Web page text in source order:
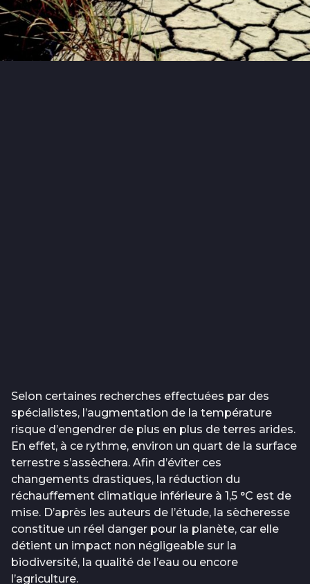
Selon certaines recherches effectuées par des
spécialistes, l’augmentation de la température
risque d’engendrer de plus en plus de terres arides.
En effet, à ce rythme, environ un quart de la surface
terrestre s’assèchera. Afin d’éviter ces
changements drastiques, la réduction du
réchauffement climatique inférieure à 1,5 °C est de
mise. D’après les auteurs de l’étude, la sècheresse
constitue un réel danger pour la planète, car elle
détient un impact non négligeable sur la
biodiversité, la qualité de l’eau ou encore
l’agriculture.